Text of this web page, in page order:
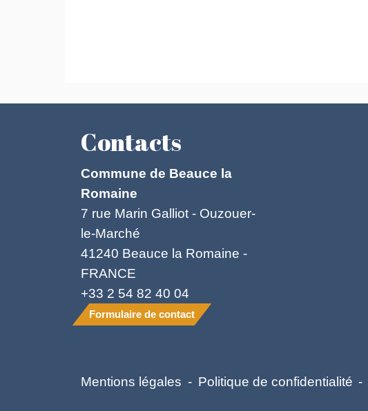
Contacts
Commune de Beauce la
Romaine
7 rue Marin Galliot - Ouzouer-
le-Marché
41240 Beauce la Romaine -
FRANCE
+33 2 54 82 40 04
Formulaire de contact
Mentions légales - Politique de confidentialité -